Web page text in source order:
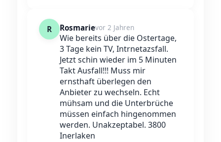
R Rosmarievor 2 Jahren
Wie bereits über die Ostertage,
3 Tage kein TV, Intrnetazsfall.
Jetzt schin wieder im 5 Minuten
Takt Ausfall!!! Muss mir
ernsthaft überlegen den
Anbieter zu wechseln. Echt
mühsam und die Unterbrüche
müssen einfach hingenommen
werden. Unakzeptabel. 3800
Inerlaken